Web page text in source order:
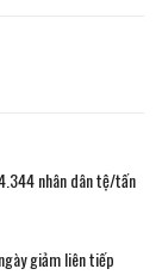
nhân dân tệ/tấn
giảm liên tiếp